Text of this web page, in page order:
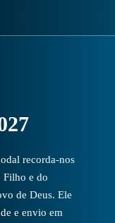
recorda-nos
Filho e do
de Deus. Ele
e envio em